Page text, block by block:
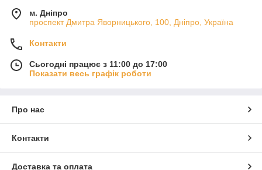
м. Дніпро
проспект Дмитра Яворницького, 100, Дніпро, Україна
Контакти
Сьогодні працює з 11:00 до 17:00
Показати весь графік роботи
Про нас
Контакти
Доставка та оплата